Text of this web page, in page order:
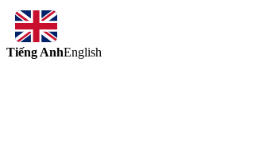
Tiếng AnhEnglish